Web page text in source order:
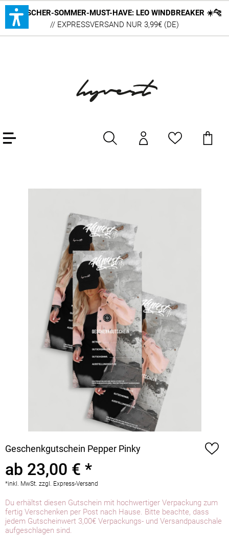
DEUTSCHER-SOMMER-MUST-HAVE: LEO WINDBREAKER ☀️🐆
// EXPRESSVERSAND NUR 3,99€ (DE)
Geschenkgutschein Pepper Pinky
ab 23,00 € *
*inkl. MwSt. zzgl. Express-Versand
Du erhältst diesen Gutschein mit hochwertiger Verpackung zum
fertig Verschenken per Post nach Hause. Bitte beachte, dass
jedem Gutscheinwert 3,00€ Verpackungs- und Versandpauschale
aufgeschlagen sind.